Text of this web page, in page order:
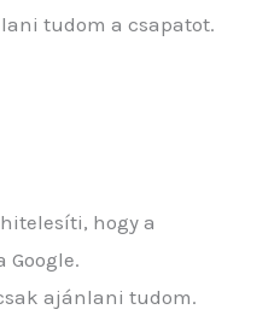
tudom a csapatot.
hogy a
Google.
ajánlani tudom.